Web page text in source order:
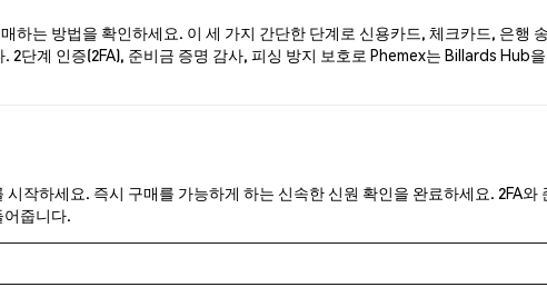
는 방법을 확인하세요. 이 세 가지 간단한 단계로 신용카드, 체크카드, 은행
단계 인증(2FA), 준비금 증명 감사, 피싱 방지 보호로 Phemex는 Billards Hub
작하세요. 즉시 구매를 가능하게 하는 신속한 신원 확인을 완료하세요. 2FA와
어줍니다.